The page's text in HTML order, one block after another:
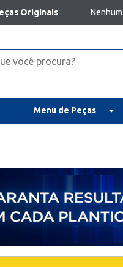
Originais
Menu de Peças